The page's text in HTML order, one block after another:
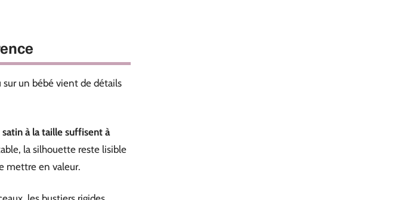
sur un bébé vient de détails
à la taille suffisent à
la silhouette reste lisible
mettre en valeur.